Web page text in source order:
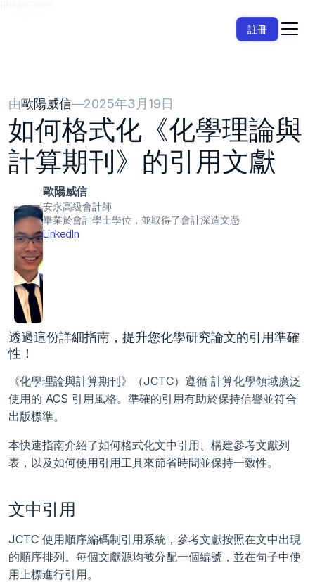
註冊
由歐陽威信—2025年3月19日
如何格式化《化學理論與
計算期刊》的引用文獻
歐陽威信
安永高級會計師
畢業於會計學士學位，並取得了會計深造文憑
LinkedIn
透過這份詳細指南，提升您化學研究論文的引用準確
性！
《化學理論與計算期刊》（JCTC）遵循 計算化學領域廣泛
使用的 ACS 引用風格。準確的引用有助於保持信譽並符合
出版標準。
本快速指南介紹了如何格式化文中引用、構建參考文獻列
表，以及如何使用引用工具來節省時間並保持一致性。
文中引用
JCTC 使用順序編碼制引用系統，參考文獻按照在文中出現
的順序排列。每個文獻源均被分配一個編號，並在句子中使
用上標進行引用。